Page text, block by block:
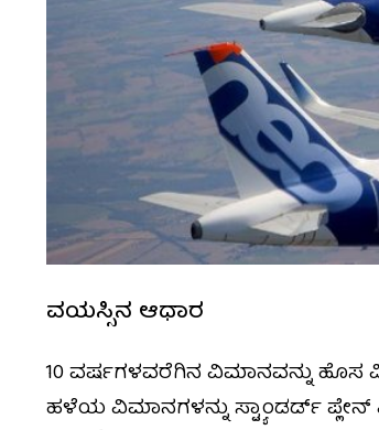
ವಯಸ್ಸಿನ ಆಧಾರ
10 ವರ್ಷಗಳವರೆಗಿನ ವಿಮಾನವನ್ನು ಹೊಸ
ಹಳೆಯ ವಿಮಾನಗಳನ್ನು ಸ್ಟ್ಯಾಂಡರ್ಡ್